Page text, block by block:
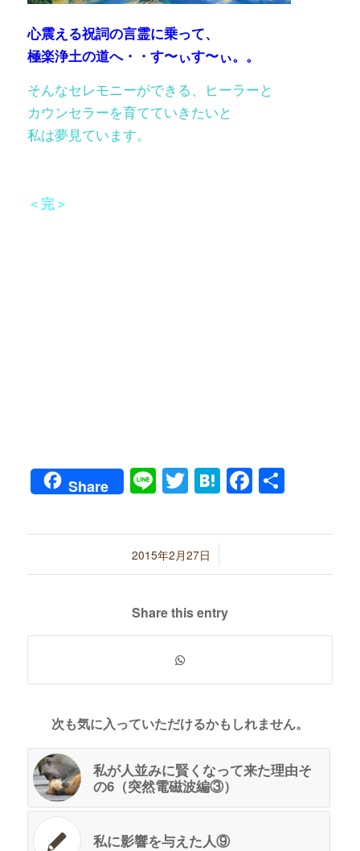
心震える祝詞の言霊に乗って、
極楽浄土の道へ・・す〜ぃす〜ぃ。。
そんなセレモニーができる、ヒーラーと
カウンセラーを育てていきたいと
私は夢見ています。
＜完＞
Share LineTwitter
Hatena共
2015年2月27日
/
Share this entry
次も気に入っていただけるかもしれません。
私が人並みに賢くなって来た理由そ
の6（突然電磁波編③）
私に影響を与えた人⑨